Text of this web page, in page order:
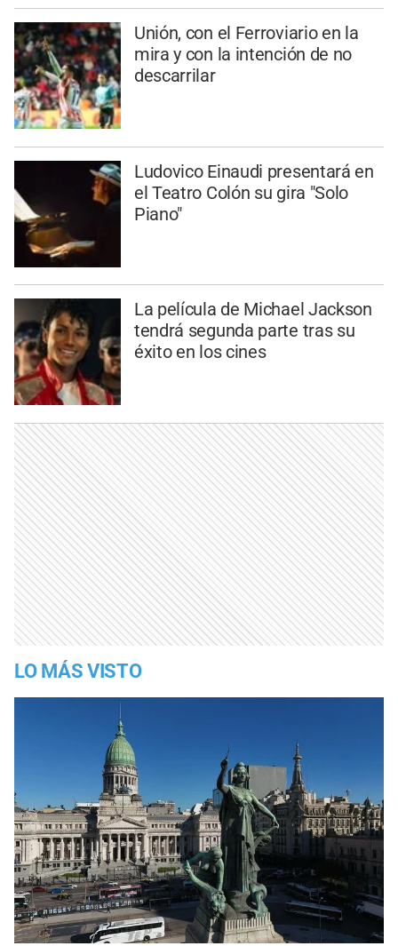
Unión, con el Ferroviario en la
mira y con la intención de no
descarrilar
Ludovico Einaudi presentará en
el Teatro Colón su gira "Solo
Piano"
La película de Michael Jackson
tendrá segunda parte tras su
éxito en los cines
LO MÁS VISTO